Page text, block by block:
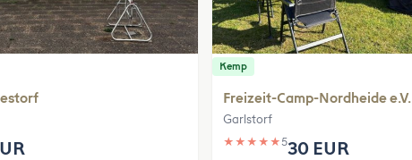
Kemp
Freizeit-Camp-Nordheide e.V.
Garlstorf
★ ★ ★ ★ ★530 EUR